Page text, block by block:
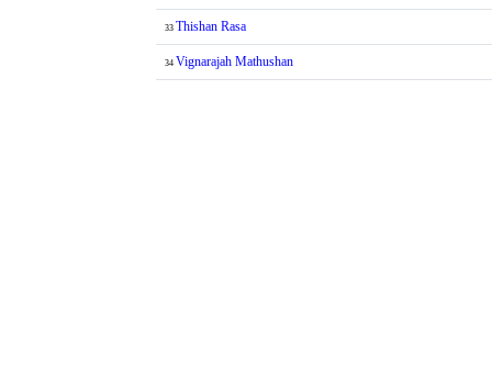
33 Thishan Rasa
34 Vignarajah Mathushan